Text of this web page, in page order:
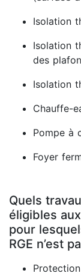
Isolation
Isolation
des
Isolation
Chauffe-
Pompe à
Foyer
Quels
éligibles
pour
RGE n’est